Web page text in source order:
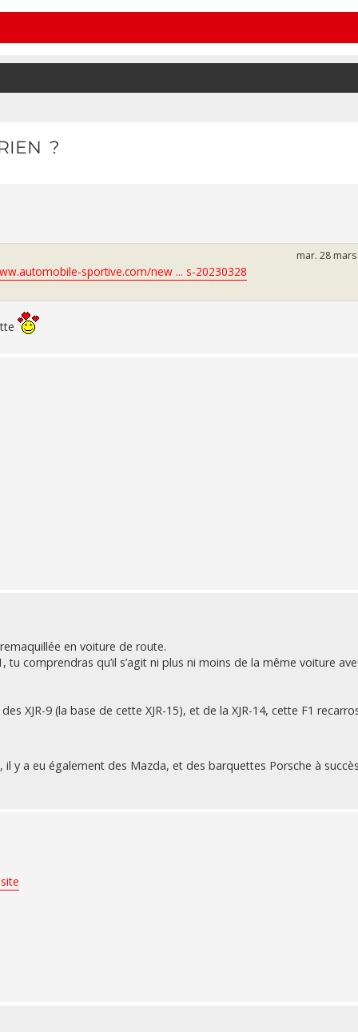
?
mar. 28
sportive.com/new ... s-20230328
en voiture de route.
comprendras qu’il s’agit ni plus ni moins de la même voiture
XJR-9 (la base de cette XJR-15), et de la XJR-14, cette F1
y a eu également des Mazda, et des barquettes Porsche à